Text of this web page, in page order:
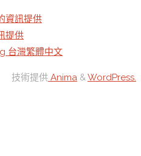
資訊提供
提供
台灣繁體中文
技術提供 Anima &WordPress.